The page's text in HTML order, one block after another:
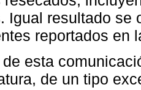
Igual resultado se
reportados en
esta
de un tipo